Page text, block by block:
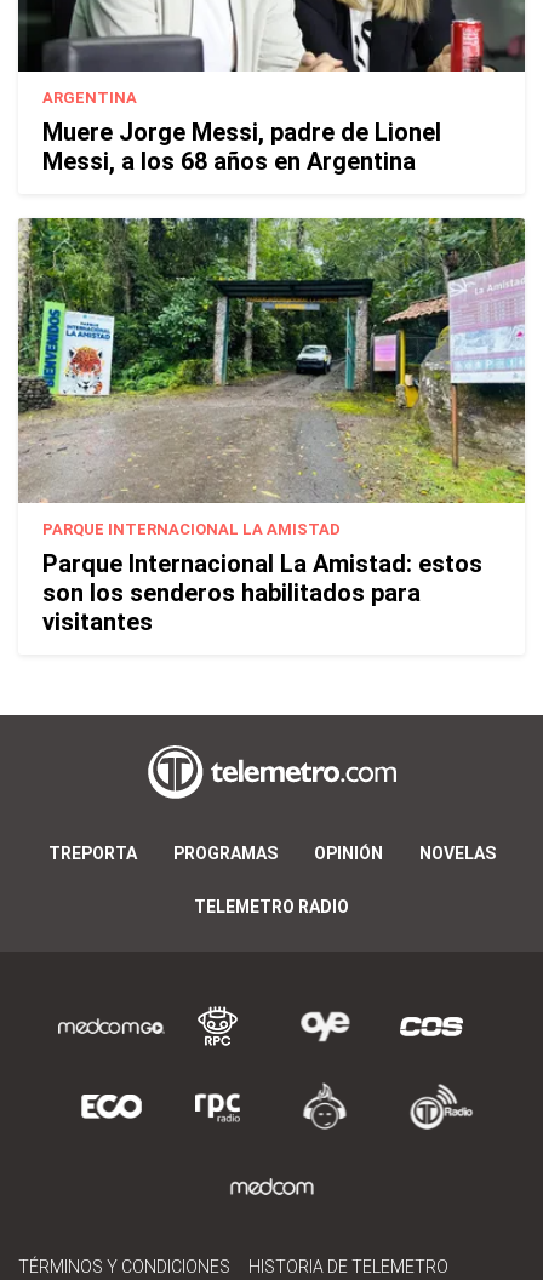
ARGENTINA
Muere Jorge Messi, padre de Lionel
Messi, a los 68 años en Argentina
PARQUE INTERNACIONAL LA AMISTAD
Parque Internacional La Amistad: estos
son los senderos habilitados para
visitantes
TREPORTA PROGRAMAS OPINIÓN NOVELAS
TELEMETRO RADIO
TÉRMINOS Y CONDICIONES HISTORIA DE TELEMETRO